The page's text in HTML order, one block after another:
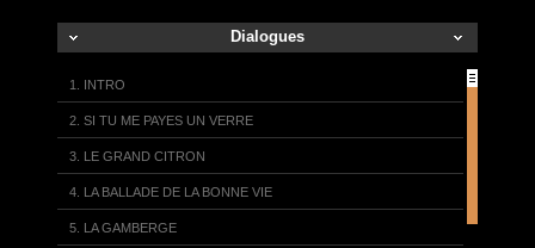
Dialogues
1. INTRO
2. SI TU ME PAYES UN VERRE
3. LE GRAND CITRON
4. LA BALLADE DE LA BONNE VIE
5. LA GAMBERGE